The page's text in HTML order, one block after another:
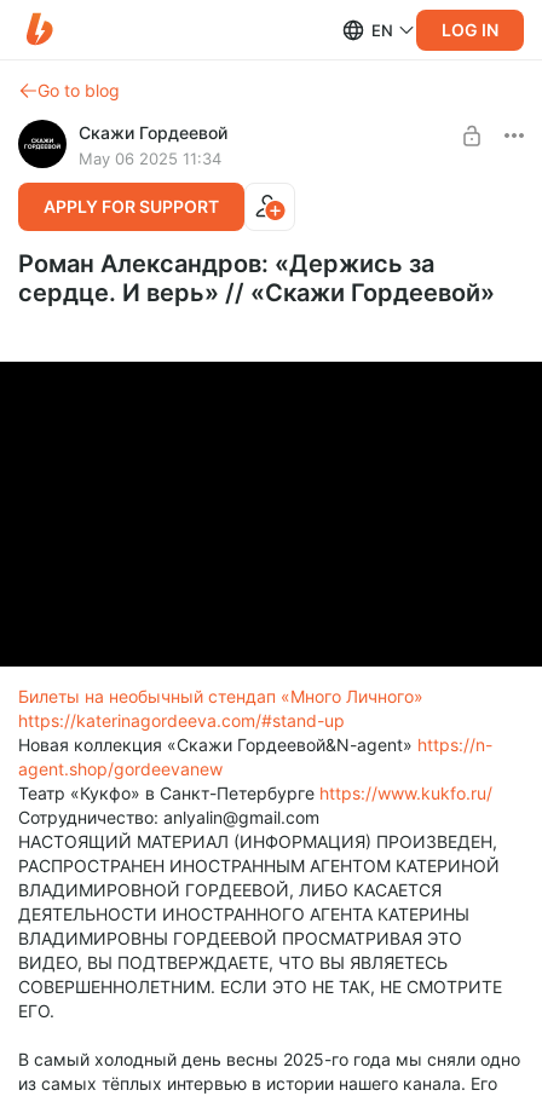
EN LOG IN
Go to blog
Скажи Гордеевой
May 06 2025 11:34
APPLY FOR SUPPORT
Роман Александров: «Держись за
сердце. И верь» // «Скажи Гордеевой»
Билеты на необычный стендап «Много Личного»
https://katerinagordeeva.com/#stand-up
Новая коллекция «Скажи Гордеевой&N-agent» https://n-
agent.shop/gordeevanew
Театр «Кукфо» в Санкт-Петербурге https://www.kukfo.ru/
Сотрудничество: anlyalin@gmail.com
НАСТОЯЩИЙ МАТЕРИАЛ (ИНФОРМАЦИЯ) ПРОИЗВЕДЕН,
РАСПРОСТРАНЕН ИНОСТРАННЫМ АГЕНТОМ КАТЕРИНОЙ
ВЛАДИМИРОВНОЙ ГОРДЕЕВОЙ, ЛИБО КАСАЕТСЯ
ДЕЯТЕЛЬНОСТИ ИНОСТРАННОГО АГЕНТА КАТЕРИНЫ
ВЛАДИМИРОВНЫ ГОРДЕЕВОЙ ПРОСМАТРИВАЯ ЭТО
ВИДЕО, ВЫ ПОДТВЕРЖДАЕТЕ, ЧТО ВЫ ЯВЛЯЕТЕСЬ
СОВЕРШЕННОЛЕТНИМ. ЕСЛИ ЭТО НЕ ТАК, НЕ СМОТРИТЕ
ЕГО.
В самый холодный день весны 2025-го года мы сняли одно
из самых тёплых интервью в истории нашего канала. Его